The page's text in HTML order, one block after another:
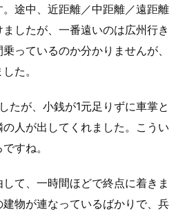
途中、近距離／中距離／遠距離
したが、一番遠いのは広州行き
っているのか分かりませんが、
た。
たが、小銭が1元足りずに車掌と
人が出してくれました。こうい
すね。
て、一時間ほどで終点に着きま
物が連なっているばかりで、兵